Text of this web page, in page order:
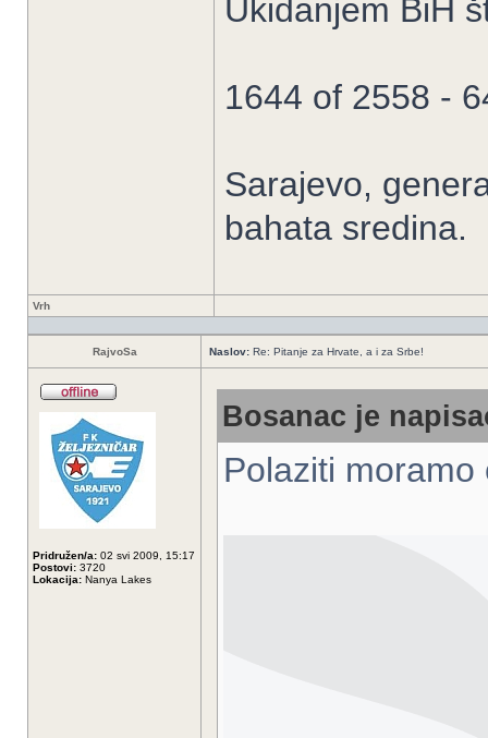
Ukidanjem BiH
1644 of 2558 -
Sarajevo,
bahata sredina.
Vrh
RajvoSa Naslov: Re: Pitanje za Hrvate, a i za Srbe!
Pridružen/a: 02 svi 2009, 15:17
Postovi: 3720
Lokacija: Nanya Lakes
Bosanac je
Polaziti